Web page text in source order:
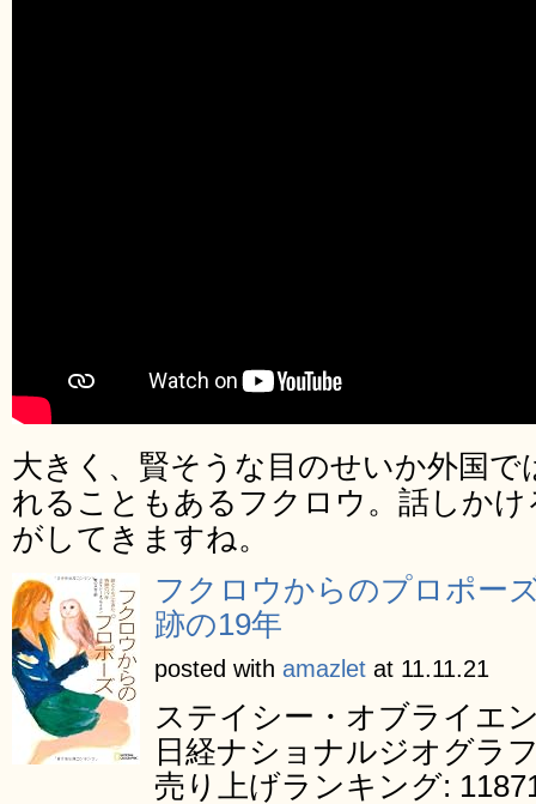
大きく、賢そうな目のせいか外国で
れることもあるフクロウ。話しか
がしてきますね。
フクロウからのプロポー
跡の19年
posted with amazlet at 11.11.21
ステイシー・オブライエ
日経ナショナルジオグラ
売り上げランキング: